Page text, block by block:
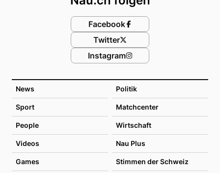
News Politik
Sport Matchcenter
People Wirtschaft
Videos Nau Plus
Games Stimmen der Schweiz
Facebook
Twitter
Instagram